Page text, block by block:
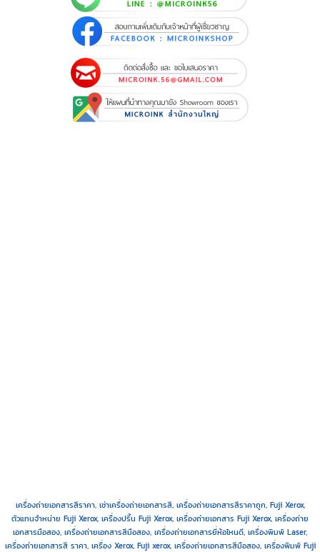
เครื่องถ่ายเอกสารสีราคา, เช่าเครื่องถ่ายเอกสารสี, เครื่องถ่ายเอกสารสีราคาถูก, Fuji Xerox,
ตัวแทนจำหน่าย Fuji Xerox, เครื่องปริ้น Fuji Xerox, เครื่องถ่ายเอกสาร Fuji Xerox, เครื่องถ่าย
เอกสารมือสอง, เครื่องถ่ายเอกสารสีมือสอง, เครื่องถ่ายเอกสารยี่ห้อไหนดี, เครื่องพิมพ์ Laser,
เครื่องถ่ายเอกสารสี ราคา, เครื่อง Xerox, Fuji xerox, เครื่องถ่ายเอกสารสีมือสอง, เครื่องพิมพ์ Fuji